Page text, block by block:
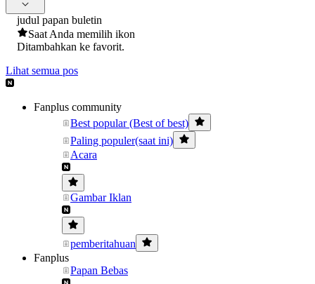
judul papan buletin
Saat Anda memilih ikon
Ditambahkan ke favorit.
Lihat semua pos
Fanplus community
Best popular (Best of best)
Paling populer(saat ini)
Acara
Gambar Iklan
pemberitahuan
Fanplus
Papan Bebas